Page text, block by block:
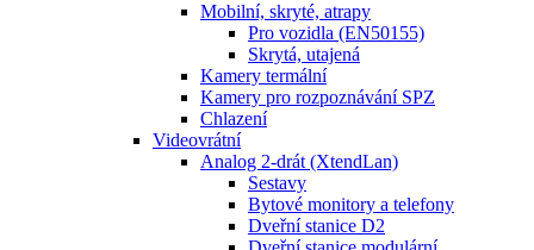
Mobilní, skryté, atrapy
Pro vozidla (EN50155)
Skrytá, utajená
Kamery termální
Kamery pro rozpoznávání SPZ
Chlazení
Videovrátní
Analog 2-drát (XtendLan)
Sestavy
Bytové monitory a telefony
Dveřní stanice D2